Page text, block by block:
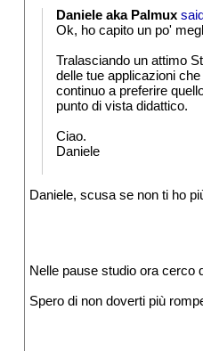
Daniele aka Palmux
Ok, ho capito un po'
Tralasciando un attimo
delle tue applicazioni
continuo a preferire
punto di vista didattico.
Ciao.
Daniele
Daniele, scusa se non ti ho
Nelle pause studio ora cerco
Spero di non doverti più